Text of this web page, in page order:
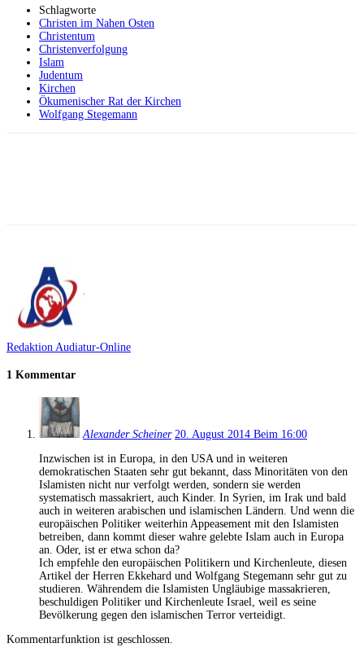
Schlagworte
Christen im Nahen Osten
Christentum
Christenverfolgung
Islam
Judentum
Kirchen
Ökumenischer Rat der Kirchen
Wolfgang Stegemann
Redaktion Audiatur-Online
1 Kommentar
Alexander Scheiner 20. August 2014 Beim 16:00
Inzwischen ist in Europa, in den USA und in weiteren
demokratischen Staaten sehr gut bekannt, dass Minoritäten von den
Islamisten nicht nur verfolgt werden, sondern sie werden
systematisch massakriert, auch Kinder. In Syrien, im Irak und bald
auch in weiteren arabischen und islamischen Ländern. Und wenn die
europäischen Politiker weiterhin Appeasement mit den Islamisten
betreiben, dann kommt dieser wahre gelebte Islam auch in Europa
an. Oder, ist er etwa schon da?
Ich empfehle den europäischen Politikern und Kirchenleute, diesen
Artikel der Herren Ekkehard und Wolfgang Stegemann sehr gut zu
studieren. Währendem die Islamisten Ungläubige massakrieren,
beschuldigen Politiker und Kirchenleute Israel, weil es seine
Bevölkerung gegen den islamischen Terror verteidigt.
Kommentarfunktion ist geschlossen.